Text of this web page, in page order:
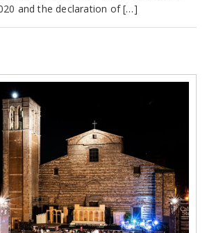
and the declaration of […]